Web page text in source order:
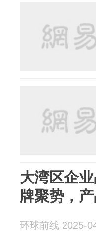
大湾区企
牌聚势，
环球前线 2025-